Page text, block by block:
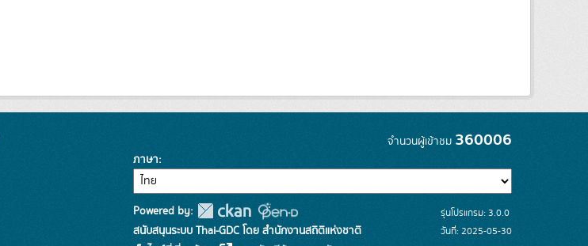
จำนวนผู้เข้าชม 360006
ภาษา
Powered by:
สนับสนุนระบบ Thai-GDC โดย สำนักงานสถิติแห่งชาติ
รุ่นโปรแกรม: 3.0.0
วันที่: 2025-05-30